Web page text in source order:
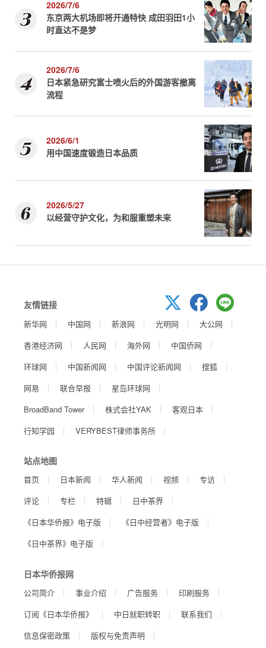
2026/7/6
东京两大机场即将开通特快 成田羽田1小
时直达不是梦
2026/7/6
日本紧急研究富士喷火后的外国游客撤离
流程
2026/6/1
用中国速度锻造日本品质
2026/5/27
以经营守护文化，为和服重塑未来
友情链接
新华网 中国网 新浪网 光明网
大公网
香港经济网
人民网 海外网
中国侨网
环球网
中国新闻网 中国评论新闻网
搜狐
网易
联合早报
星岛环球网
BroadBand Tower
株式会社YAK
客观日本
行知学园
VERYBEST律师事务所
站点地图
首页 日本新闻 华人新闻 视频
专访
评论
专栏 特辑
日中茶界
《日本华侨报》电子版
《日中经营者》电子版
《日中茶界》电子版
日本华侨报网
公司简介 事业介绍 广告服务
印刷服务
订阅《日本华侨报》
中日就职转职
联系我们
信息保密政策
版权与免责声明